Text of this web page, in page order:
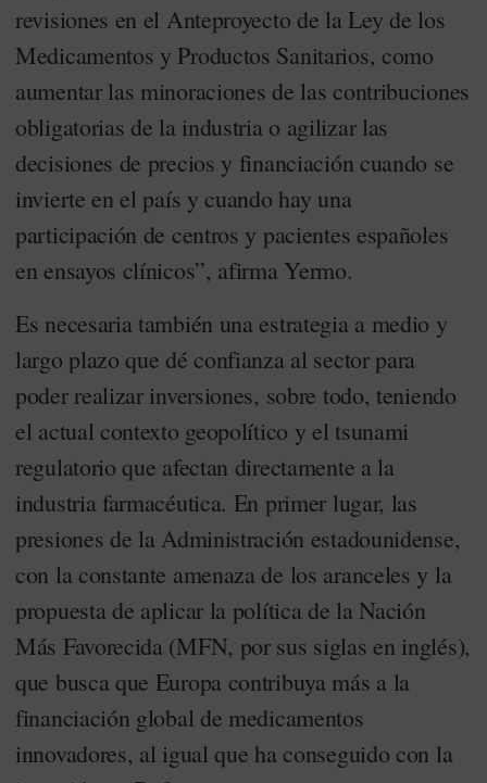
revisiones en el Anteproyecto de la Ley de los
Medicamentos y Productos Sanitarios, como
aumentar las minoraciones de las contribuciones
obligatorias de la industria o agilizar las
decisiones de precios y financiación cuando se
invierte en el país y cuando hay una
participación de centros y pacientes españoles
en ensayos clínicos”, afirma Yermo.
Es necesaria también una estrategia a medio y
largo plazo que dé confianza al sector para
poder realizar inversiones, sobre todo, teniendo
el actual contexto geopolítico y el tsunami
regulatorio que afectan directamente a la
industria farmacéutica. En primer lugar, las
presiones de la Administración estadounidense,
con la constante amenaza de los aranceles y la
propuesta de aplicar la política de la Nación
Más Favorecida (MFN, por sus siglas en inglés),
que busca que Europa contribuya más a la
financiación global de medicamentos
innovadores, al igual que ha conseguido con la